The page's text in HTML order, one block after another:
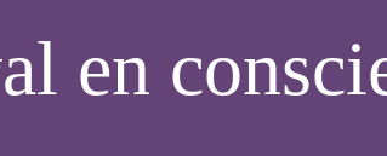
en